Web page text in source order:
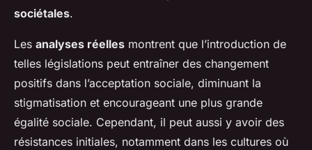
sociétales.
Les analyses réelles montrent que l’introduction de
telles législations peut entraîner des changement
positifs dans l’acceptation sociale, diminuant la
stigmatisation et encourageant une plus grande
égalité sociale. Cependant, il peut aussi y avoir des
résistances initiales, notamment dans les cultures où